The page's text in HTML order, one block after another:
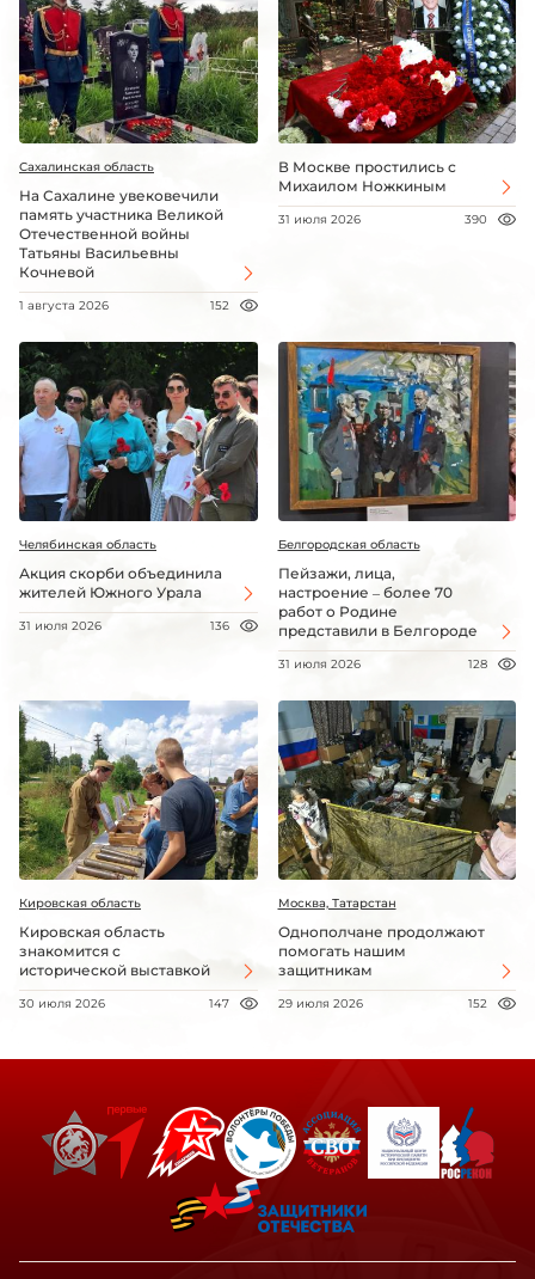
Сахалинская область
На Сахалине увековечили
память участника Великой
Отечественной войны
Татьяны Васильевны
Кочневой
1 августа 2026 152
В Москве простились с
Михаилом Ножкиным
31 июля 2026 390
Челябинская область
Акция скорби объединила
жителей Южного Урала
31 июля 2026 136
Белгородская область
Пейзажи, лица,
настроение – более 70
работ о Родине
представили в Белгороде
31 июля 2026 128
Кировская область
Кировская область
знакомится с
исторической выставкой
30 июля 2026 147
Москва, Татарстан
Однополчане продолжают
помогать нашим
защитникам
29 июля 2026 152